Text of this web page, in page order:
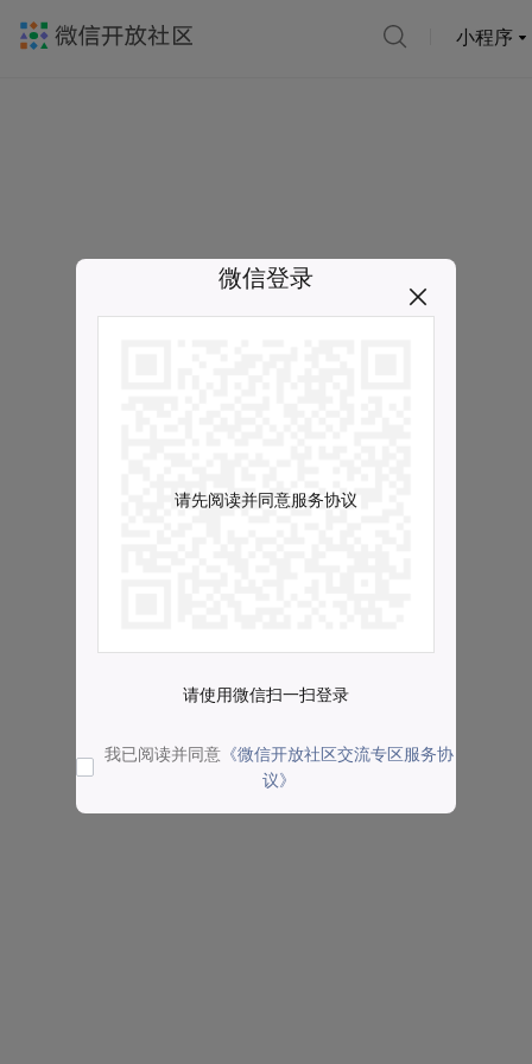
小程序
微信登录
请先阅读并同意服务协议
请使用微信扫一扫登录
我已阅读并同意 《微信开放社区交流专区服务协
议》